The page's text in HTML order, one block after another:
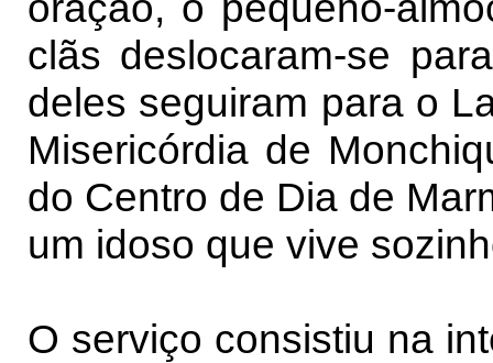
clãs deslocaram-se
deles seguiram para o
Misericórdia de
do Centro de Dia de
um idoso que vive
O serviço consistiu na